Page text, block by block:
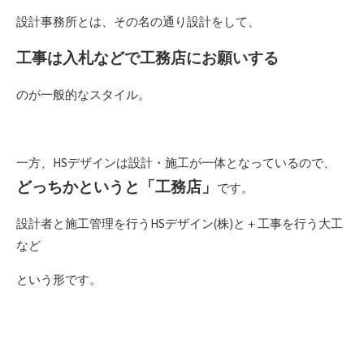
設計事務所とは、その名の通り設計をして、
工事は入札などで工務店にお願いする
のが一般的なスタイル。
一方、HSデザインは設計・施工が一体となっているので、
どっちかというと「工務店」 です。
設計者と施工管理を行うHSデザイン(株)と＋工事を行う大工
など
という形です。